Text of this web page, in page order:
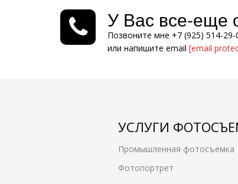
У Вас все-еще
Позвоните мне +7 (925) 514-
или напишите email [email
УСЛУГИ
Промышленная фотосъемка
Фотопортрет